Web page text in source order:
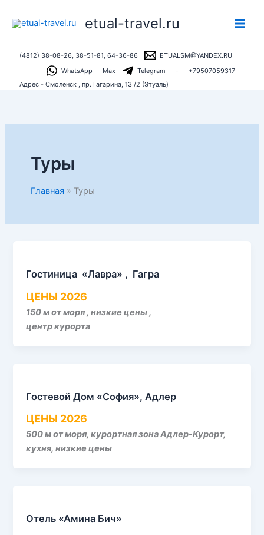
etual-travel.ru
(4812) 38-08-26, 38-51-81, 64-36-86
ETUALSM@YANDEX.RU
WhatsApp
Max Telegram -
+79507059317
Адрес - Смоленск , пр. Гагарина, 13 /2 (Этуаль)
Туры
Главная Туры
Гостиница «Лавра» , Гагра
ЦЕНЫ 2026
150 м от моря , низкие цены ,
центр курорта
Гостевой Дом «София», Адлер
ЦЕНЫ 2026
500 м от моря, курортная зона Адлер-Курорт,
кухня, низкие цены
Отель «Амина Бич»